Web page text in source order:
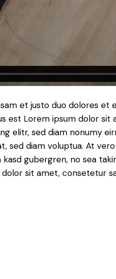
et justo duo dolores et
est Lorem ipsum dolor
elitr, sed diam nonumy
sed diam voluptua. At
gubergren, no sea
sit amet, consetetur